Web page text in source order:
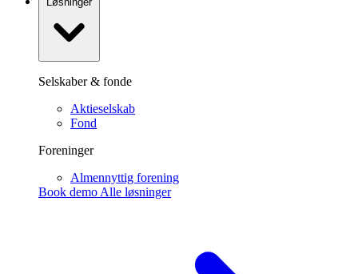
Selskaber & fonde
Aktieselskab
Fond
Foreninger
Almennyttig forening
Book demo Alle løsninger